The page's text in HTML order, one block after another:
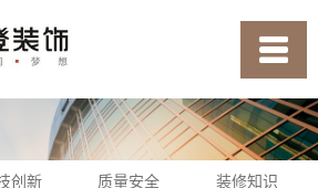
创新 质量安全 装修知识